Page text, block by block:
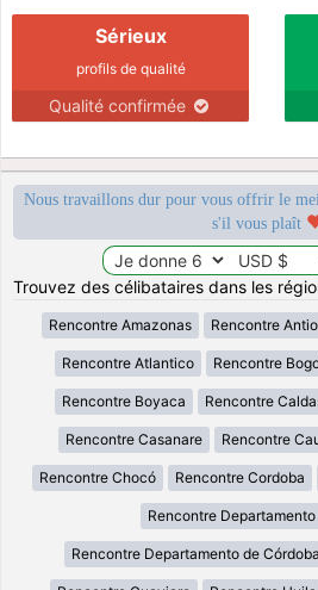
Sérieux
profils de qualité
Qualité confirmée
Nous travaillons dur pour vous offrir le
s'il vous plaît
Trouvez des célibataires dans les
Rencontre Amazonas Rencontre
Rencontre Atlantico Rencontre
Rencontre Boyaca Rencontre
Rencontre Casanare Rencontre
Rencontre Chocó Rencontre Cordoba
Rencontre
Rencontre Departamento de Córdoba